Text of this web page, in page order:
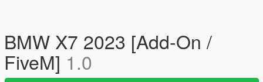
BMW X7 2023 [Add-On /
FiveM] 1.0